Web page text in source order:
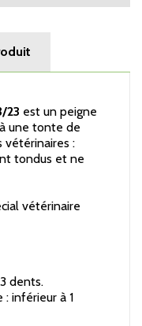
23 est un peigne
une tonte de
vétérinaires :
tondus et ne
vétérinaire
dents.
inférieur à 1